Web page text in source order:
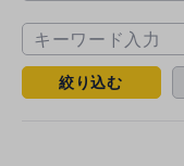
絞り込む